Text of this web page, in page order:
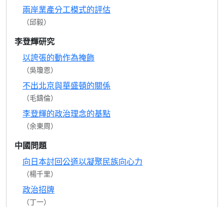
兩岸業產分工模式的評估
（邱毅）
李登輝研究
以誇張的動作為掩飾
（吳瓊恩）
不出北京與華盛頓的關係
（毛鑄倫）
李登輝的政治理念的基點
（余東周）
中國問題
向日本討回公道以凝聚民族向心力
（楊千里）
政治招牌
（丁一）